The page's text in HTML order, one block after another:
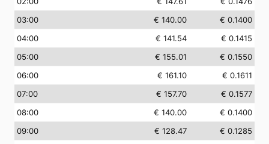
03:00 € 140.00
€ 0.1400
04:00 € 141.54
€ 0.1415
05:00 € 155.01
€ 0.1550
06:00 € 161.10
€ 0.1611
07:00 € 157.70
€ 0.1577
08:00 € 140.00
€ 0.1400
09:00 € 128.47
€ 0.1285